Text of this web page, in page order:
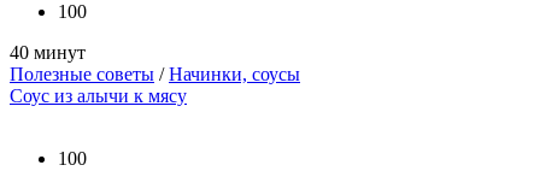
100
40 минут
Полезные советы /Начинки, соусы
Соус из алычи к мясу
100